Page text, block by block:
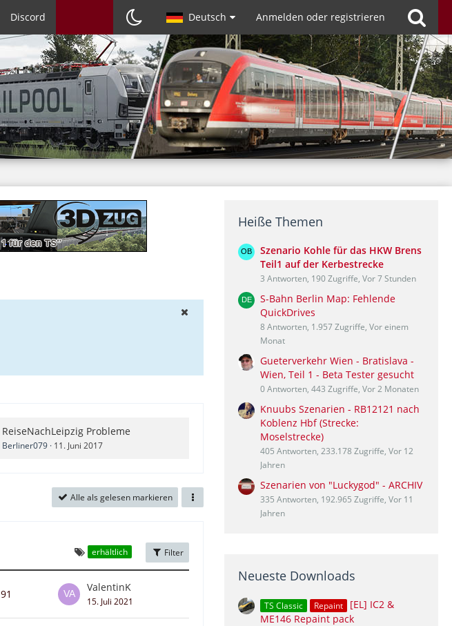
Discord Deutsch Anmelden oder registrieren
ReiseNachLeipzig Probleme
Berliner079 11. Juni 2017
Alle als gelesen markieren
erhältlich Filter
91
ValentinK
15. Juli 2021
Heiße Themen
Szenario Kohle für das HKW Brens
Teil1 auf der Kerbestrecke
3 Antworten, 190 Zugriffe, Vor 7 Stunden
S-Bahn Berlin Map: Fehlende
QuickDrives
8 Antworten, 1.957 Zugriffe, Vor einem
Monat
Gueterverkehr Wien - Bratislava -
Wien, Teil 1 - Beta Tester gesucht
0 Antworten, 443 Zugriffe, Vor 2 Monaten
Knuubs Szenarien - RB12121 nach
Koblenz Hbf (Strecke:
Moselstrecke)
405 Antworten, 233.178 Zugriffe, Vor 12
Jahren
Szenarien von "Luckygod" - ARCHIV
335 Antworten, 192.965 Zugriffe, Vor 11
Jahren
Neueste Downloads
TS Classic Repaint
[EL] IC2 &
ME146 Repaint pack